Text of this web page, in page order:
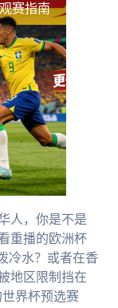
赛指南
人，你是不是
重播的欧洲杯
冷水？或者在香
地区限制挡在
界杯预选赛